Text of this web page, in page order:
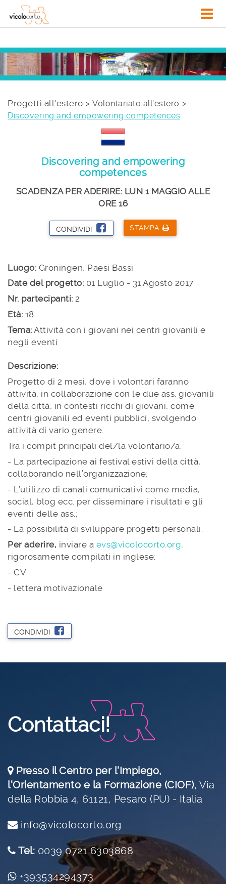
Progetti all'estero > Volontariato all'estero
Discovering and empowering competences
Discovering and empowering
competences
SCADENZA PER ADERIRE: LUN 1 MAGGIO ALLE
ORE 16
CONDIVIDI STAMPA
Luogo: Groningen, Paesi Bassi
Date del progetto: 01 Luglio - 31 Agosto 2017
Nr. partecipanti: 2
Età: 18
Tema: Attività con i giovani nei centri giovanili e
negli eventi
Descrizione:
Progetto di 2 mesi, dove i volontari faranno
attività, in collaborazione con le due ass. giovanili
della città, in contesti ricchi di giovani, come
centri giovanili ed eventi pubblici, svolgendo
attività di vario genere.
Tra i compit principali del/la volontario/a:
- La partecipazione ai festival estivi della città,
collaborando nell’organizzazione;
- L’utilizzo di canali comunicativi come media,
social, blog ecc. per disseminare i risultati e gli
eventi delle ass.;
- La possibilità di sviluppare progetti personali.
Per aderire, inviare a evs@vicolocorto.org,
rigorosamente compilati in inglese:
- CV
- lettera motivazionale
CONDIVIDI
Contattaci!
Presso il Centro per l'Impiego,
l'Orientamento e la Formazione (CIOF), Via
della Robbia 4, 61121, Pesaro (PU) - Italia
info@vicolocorto.org
Tel: 0039 0721 6303868
+393534294373